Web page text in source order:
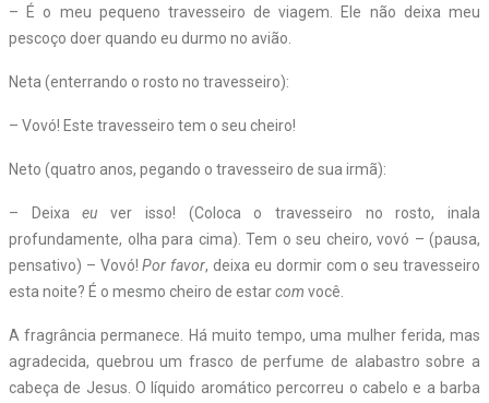
– É o meu pequeno travesseiro de viagem. Ele não deixa meu
pescoço doer quando eu durmo no avião.
Neta (enterrando o rosto no travesseiro):
– Vovó! Este travesseiro tem o seu cheiro!
Neto (quatro anos, pegando o travesseiro de sua irmã):
– Deixaeuver isso! (Coloca o travesseiro no rosto, inala
profundamente, olha para cima). Tem o seu cheiro, vovó – (pausa,
pensativo) – Vovó!Por favor, deixa eu dormir com o seu travesseiro
esta noite? É o mesmo cheiro de estarcom você.
A fragrância permanece. Há muito tempo, uma mulher ferida, mas
agradecida, quebrou um frasco de perfume de alabastro sobre a
cabeça de Jesus. O líquido aromático percorreu o cabelo e a barba